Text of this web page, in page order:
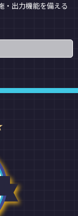
・出力機能を備える